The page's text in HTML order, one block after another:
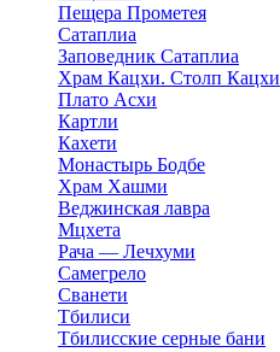
Пещера Прометея
Сатаплиа
Заповедник Сатаплиа
Храм Кацхи. Столп Кацхи
Плато Асхи
Картли
Кахети
Монастырь Бодбе
Храм Хашми
Веджинская лавра
Мцхета
Рача — Лечхуми
Самегрело
Сванети
Тбилиси
Тбилисские серные бани